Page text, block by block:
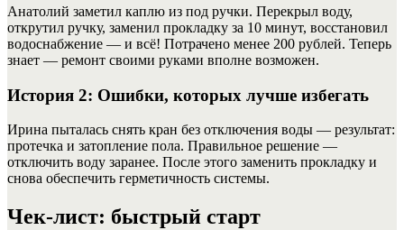
Анатолий заметил каплю из под ручки. Перекрыл воду,
открутил ручку, заменил прокладку за 10 минут, восстановил
водоснабжение — и всё! Потрачено менее 200 рублей. Теперь
знает — ремонт своими руками вполне возможен.
История 2: Ошибки, которых лучше избегать
Ирина пыталась снять кран без отключения воды — результат:
протечка и затопление пола. Правильное решение —
отключить воду заранее. После этого заменить прокладку и
снова обеспечить герметичность системы.
Чек-лист: быстрый старт